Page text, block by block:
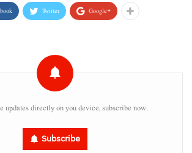
Twitter Google+
updates directly on you device, subscribe now.
Subscribe